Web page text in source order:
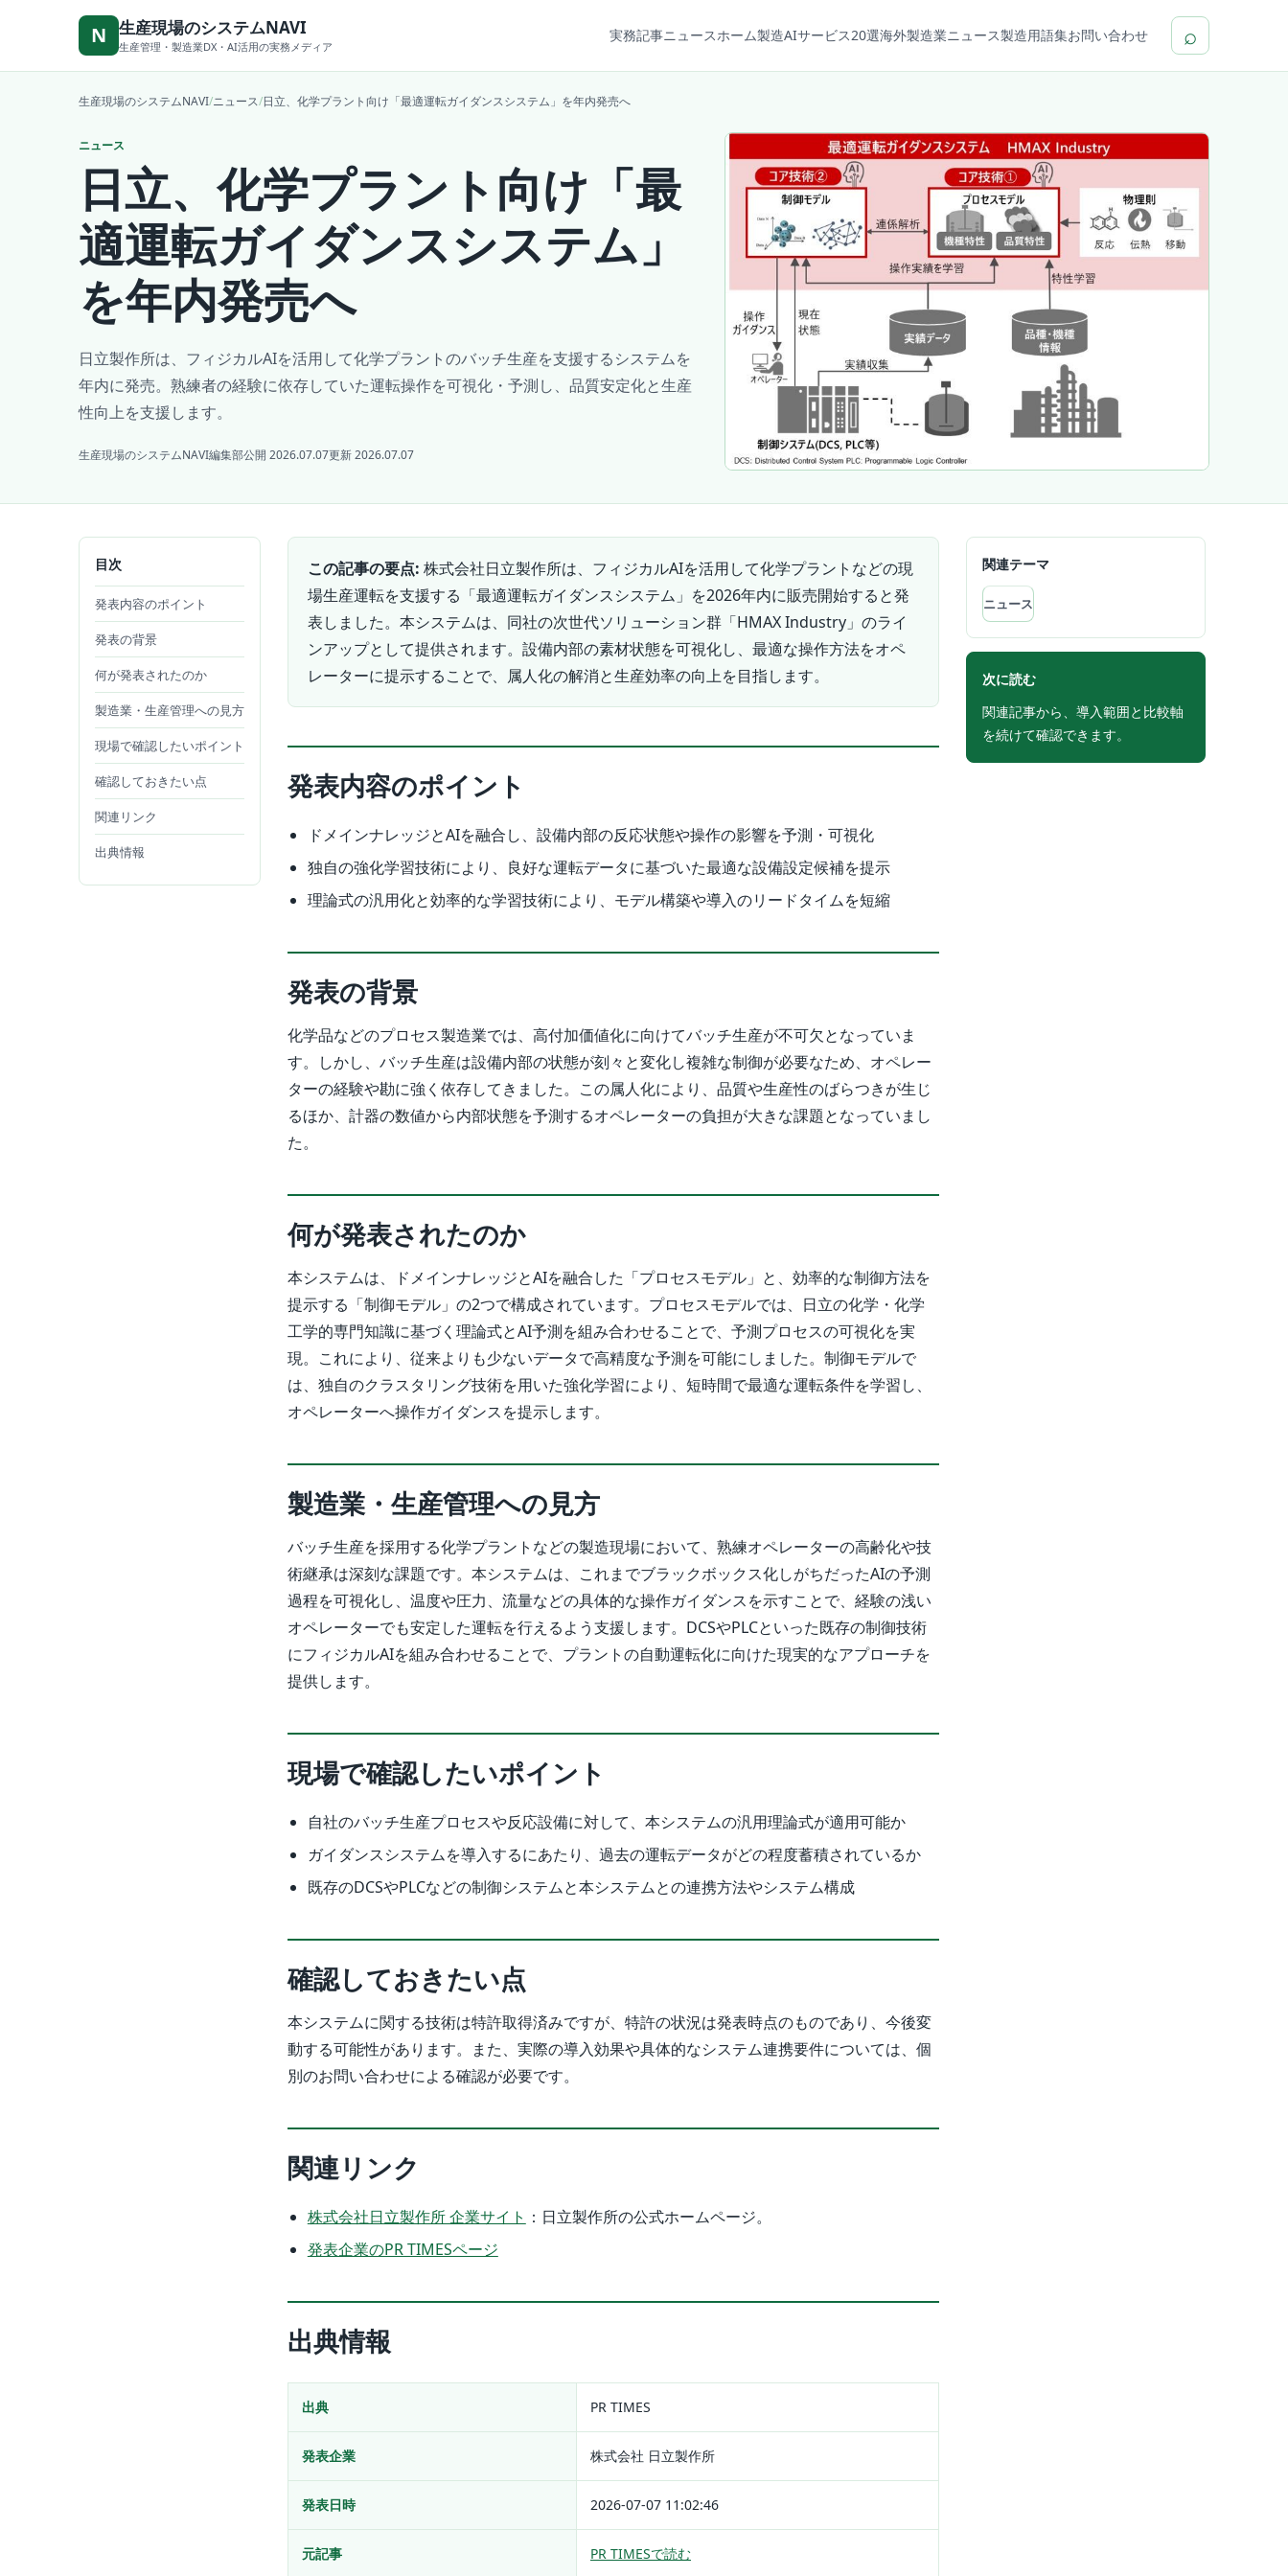
N 生産現場のシステムNAVI
生産管理・製造業DX・AI活用の実務メディア
実務記事ニュースホーム製造AIサービス20選海外製造業ニュース製造用語集お問い合わせ ⌕
生産現場のシステムNAVI/ニュース/日立、化学プラント向け「最適運転ガイダンスシステム」を年内発売へ
ニュース
日立、化学プラント向け「最
適運転ガイダンスシステム」
を年内発売へ
日立製作所は、フィジカルAIを活用して化学プラントのバッチ生産を支援するシステムを
年内に発売。熟練者の経験に依存していた運転操作を可視化・予測し、品質安定化と生産
性向上を支援します。
生産現場のシステムNAVI編集部公開 2026.07.07更新 2026.07.07
目次
発表内容のポイント
発表の背景
何が発表されたのか
製造業・生産管理への見方
現場で確認したいポイント
確認しておきたい点
関連リンク
出典情報
この記事の要点: 株式会社日立製作所は、フィジカルAIを活用して化学プラントなどの現
場生産運転を支援する「最適運転ガイダンスシステム」を2026年内に販売開始すると発
表しました。本システムは、同社の次世代ソリューション群「HMAX Industry」のライ
ンアップとして提供されます。設備内部の素材状態を可視化し、最適な操作方法をオペ
レーターに提示することで、属人化の解消と生産効率の向上を目指します。
発表内容のポイント
ドメインナレッジとAIを融合し、設備内部の反応状態や操作の影響を予測・可視化
独自の強化学習技術により、良好な運転データに基づいた最適な設備設定候補を提示
理論式の汎用化と効率的な学習技術により、モデル構築や導入のリードタイムを短縮
発表の背景
化学品などのプロセス製造業では、高付加価値化に向けてバッチ生産が不可欠となっていま
す。しかし、バッチ生産は設備内部の状態が刻々と変化し複雑な制御が必要なため、オペレー
ターの経験や勘に強く依存してきました。この属人化により、品質や生産性のばらつきが生じ
るほか、計器の数値から内部状態を予測するオペレーターの負担が大きな課題となっていまし
た。
何が発表されたのか
本システムは、ドメインナレッジとAIを融合した「プロセスモデル」と、効率的な制御方法を
提示する「制御モデル」の2つで構成されています。プロセスモデルでは、日立の化学・化学
工学的専門知識に基づく理論式とAI予測を組み合わせることで、予測プロセスの可視化を実
現。これにより、従来よりも少ないデータで高精度な予測を可能にしました。制御モデルで
は、独自のクラスタリング技術を用いた強化学習により、短時間で最適な運転条件を学習し、
オペレーターへ操作ガイダンスを提示します。
製造業・生産管理への見方
バッチ生産を採用する化学プラントなどの製造現場において、熟練オペレーターの高齢化や技
術継承は深刻な課題です。本システムは、これまでブラックボックス化しがちだったAIの予測
過程を可視化し、温度や圧力、流量などの具体的な操作ガイダンスを示すことで、経験の浅い
オペレーターでも安定した運転を行えるよう支援します。DCSやPLCといった既存の制御技術
にフィジカルAIを組み合わせることで、プラントの自動運転化に向けた現実的なアプローチを
提供します。
現場で確認したいポイント
自社のバッチ生産プロセスや反応設備に対して、本システムの汎用理論式が適用可能か
ガイダンスシステムを導入するにあたり、過去の運転データがどの程度蓄積されているか
既存のDCSやPLCなどの制御システムと本システムとの連携方法やシステム構成
確認しておきたい点
本システムに関する技術は特許取得済みですが、特許の状況は発表時点のものであり、今後変
動する可能性があります。また、実際の導入効果や具体的なシステム連携要件については、個
別のお問い合わせによる確認が必要です。
関連リンク
株式会社日立製作所 企業サイト ：日立製作所の公式ホームページ。
発表企業のPR TIMESページ
出典情報
出典 PR TIMES
発表企業 株式会社 日立製作所
発表日時 2026-07-07 11:02:46
元記事 PR TIMESで読む
関連テーマ
ニュース
次に読む
関連記事から、導入範囲と比較軸
を続けて確認できます。